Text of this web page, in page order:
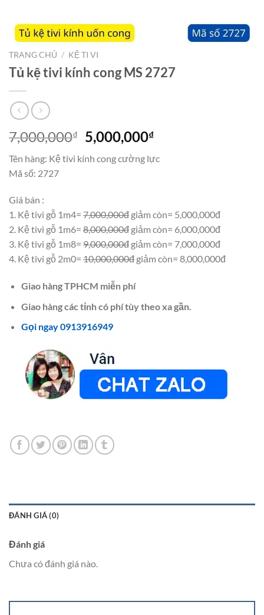
TRANG CHỦ / KỆ TI VI
Tủ kệ tivi kính cong MS 2727
7,000,000₫
Giá
gốc
là:
5,000,000₫Giá
tại
Tên hàng: Kệ tivi kính cong cường lực
Mã số: 2727
Giá bán :
1. Kệ tivi gỗ 1m4= 7,000,000đ giảm còn= 5,000,000đ
2. Kệ tivi gỗ 1m6= 8,000,000đ giảm còn= 6,000,000đ
3. Kệ tivi gỗ 1m8= 9,000,000đ giảm còn= 7,000,000đ
4. Kệ tivi gỗ 2m0= 10,000,000đ giảm còn= 8,000,000đ
Giao hàng TPHCM miễn phí
Giao hàng các tỉnh có phí tùy theo xa gần.
Gọi ngay 0913916949
ĐÁNH GIÁ (0)
Đánh giá
Chưa có đánh giá nào.